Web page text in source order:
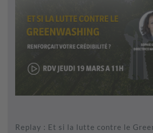
Replay : Et si la lutte contre le